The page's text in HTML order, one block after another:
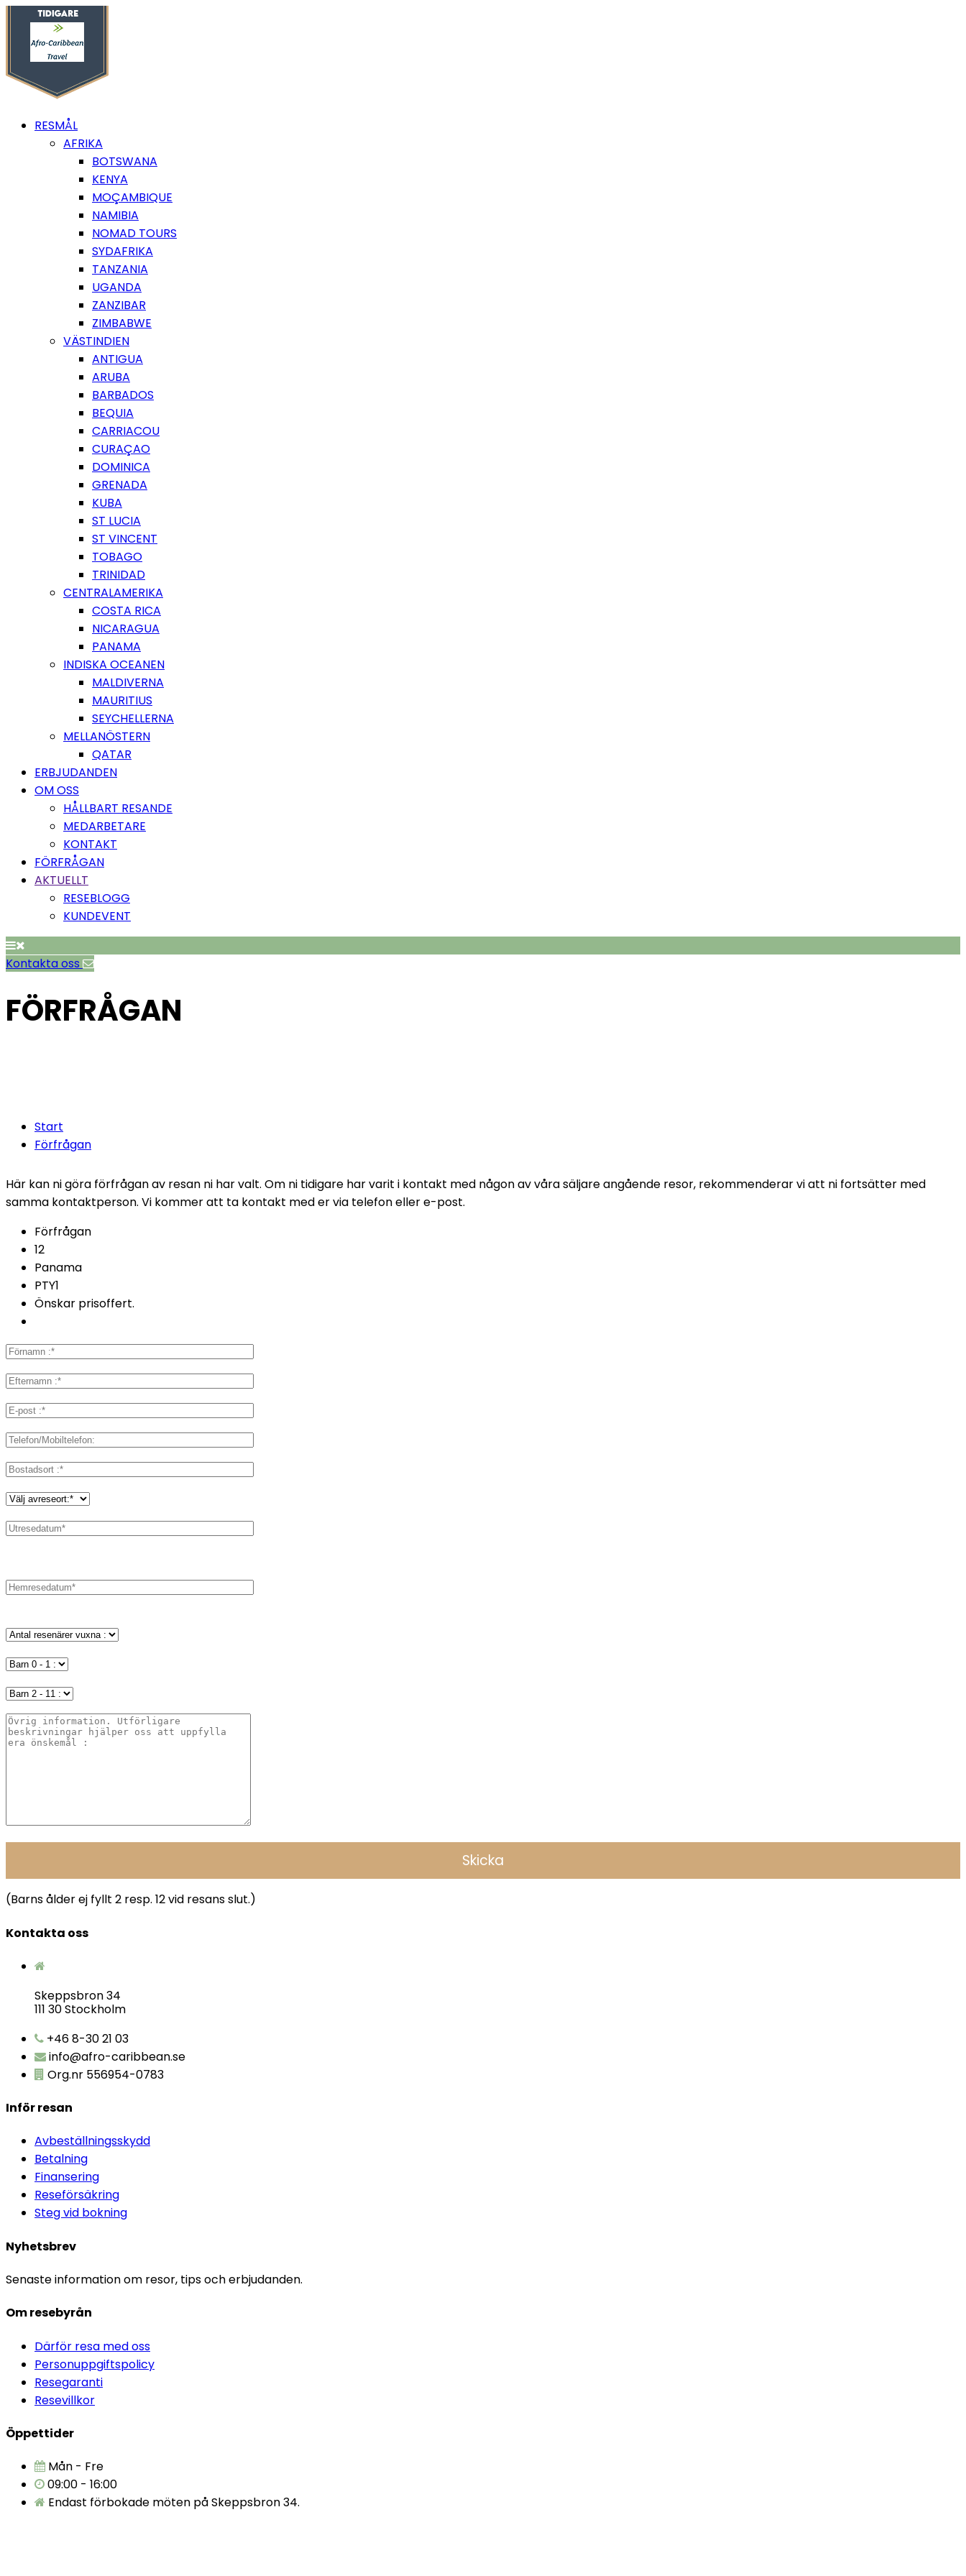
RESMÅL
AFRIKA
BOTSWANA
KENYA
MOÇAMBIQUE
NAMIBIA
NOMAD TOURS
SYDAFRIKA
TANZANIA
UGANDA
ZANZIBAR
ZIMBABWE
VÄSTINDIEN
ANTIGUA
ARUBA
BARBADOS
BEQUIA
CARRIACOU
CURAÇAO
DOMINICA
GRENADA
KUBA
ST LUCIA
ST VINCENT
TOBAGO
TRINIDAD
CENTRALAMERIKA
COSTA RICA
NICARAGUA
PANAMA
INDISKA OCEANEN
MALDIVERNA
MAURITIUS
SEYCHELLERNA
MELLANÖSTERN
QATAR
ERBJUDANDEN
OM OSS
HÅLLBART RESANDE
MEDARBETARE
KONTAKT
FÖRFRÅGAN
AKTUELLT
RESEBLOGG
KUNDEVENT
Kontakta oss
FÖRFRÅGAN
Start
Förfrågan
Här kan ni göra förfrågan av resan ni har valt. Om ni tidigare har varit i kontakt med någon av våra säljare angående resor, rekommenderar vi att ni fortsätter med
samma kontaktperson. Vi kommer att ta kontakt med er via telefon eller e-post.
Förfrågan
12
Panama
PTY1
Önskar prisoffert.
(Barns ålder ej fyllt 2 resp. 12 vid resans slut.)
Kontakta oss
Skeppsbron 34
111 30 Stockholm
+46 8-30 21 03
info@afro-caribbean.se
Org.nr 556954-0783
Inför resan
Avbeställningsskydd
Betalning
Finansering
Reseförsäkring
Steg vid bokning
Nyhetsbrev
Senaste information om resor, tips och erbjudanden.
Om resebyrån
Därför resa med oss
Personuppgiftspolicy
Resegaranti
Resevillkor
Öppettider
Mån - Fre
09:00 - 16:00
Endast förbokade möten på Skeppsbron 34.